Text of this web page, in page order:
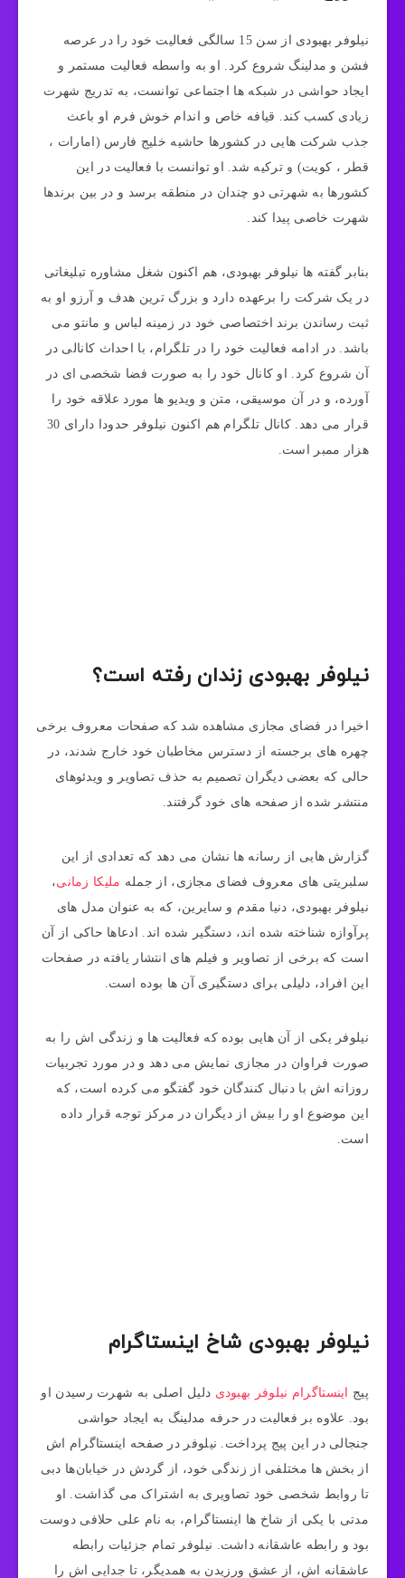
نیلوفر بهبودی از سن 15 سالگی فعالیت‌ خود را در عرصه
فشن و مدلینگ شروع کرد. او به واسطه فعالیت مستمر و
ایجاد حواشی در شبکه ‌ها اجتماعی توانست، به تدریج شهرت
زیادی کسب کند. قیافه خاص و اندام خوش‌ فرم او باعث
جذب شرکت‌‌ هایی در کشورها حاشیه خلیج فارس (امارات ،
قطر ، کویت) و ترکیه شد. او توانست با فعالیت در این
کشورها به شهرتی دو چندان در منطقه برسد و در بین برندها
شهرت خاصی پیدا کند.
بنابر گفته‌ ها نیلوفر بهبودی، هم ‌اکنون شغل مشاوره تبلیغاتی
در یک شرکت را برعهده دارد و بزرگ ‌ترین هدف و آرزو او به
ثبت رساندن برند اختصاصی خود در زمینه لباس و مانتو می‌
باشد. در ادامه فعالیت خود را در تلگرام، با احداث کانالی در
آن شروع کرد. او کانال خود را به صورت فضا شخصی ای در
آورده، و در آن موسیقی، متن و ویدیو ها مورد علاقه خود را
قرار می دهد. کانال تلگرام هم اکنون نیلوفر حدودا دارای 30
هزار ممبر است.
نیلوفر بهبودی زندان رفته است؟
اخیرا در فضای مجازی مشاهده شد که صفحات معروف برخی
چهره‌ های برجسته از دسترس مخاطبان خود خارج شدند، در
حالی که بعضی دیگران تصمیم به حذف تصاویر و ویدئوهای
منتشر شده از صفحه‌ های خود گرفتند.
گزارش‌ هایی از رسانه‌ ها نشان می‌ دهد که تعدادی از این
سلبریتی های معروف فضای مجازی، از جمله ملیکا زمانی،
نیلوفر بهبودی، دنیا مقدم و سایرین، که به عنوان مدل‌ های
پرآوازه شناخته شده‌ اند، دستگیر شده‌ اند. ادعاها حاکی از آن
است که برخی از تصاویر و فیلم‌ های انتشار یافته در صفحات
این افراد، دلیلی برای دستگیری آن‌ ها بوده است.
نیلوفر یکی از آن‌ هایی بوده که فعالیت‌ ها و زندگی‌ اش را به
صورت فراوان در مجازی نمایش می‌ دهد و در مورد تجربیات
روزانه‌ اش با دنبال‌ کنندگان خود گفتگو می‌ کرده است، که
این موضوع او را بیش از دیگران در مرکز توجه قرار داده
است.
نیلوفر بهبودی شاخ اینستاگرام
پیج اینستاگرام نیلوفر بهبودی دلیل اصلی به شهرت رسیدن او
بود. علاوه بر فعالیت در حرفه مدلینگ به ایجاد حواشی
جنجالی در این پیج پرداخت. نیلوفر در صفحه اینستاگرام‌ اش
از بخش‌ ها مختلفی از زندگی خود، از گردش در خیابان‌ها دبی
تا روابط شخصی خود تصاویری به اشتراک می ‌گذاشت. او
مدتی با یکی از شاخ‌ ها اینستاگرام، به نام علی حلافی دوست
بود و رابطه عاشقانه داشت. نیلوفر تمام جزئیات رابطه
عاشقانه ‌اش، از عشق ورزیدن به همدیگر، تا جدایی ‌اش را